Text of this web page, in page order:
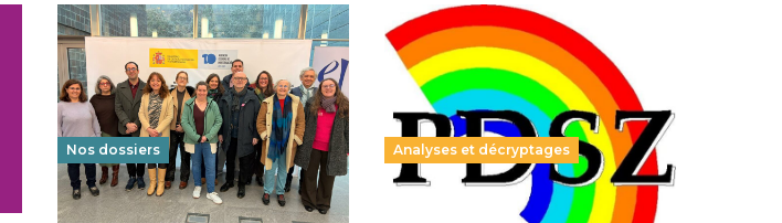
Nos dossiers
Éducation au vivre-ensemble :
Analyses et décryptages
Hongrie : du changement pour